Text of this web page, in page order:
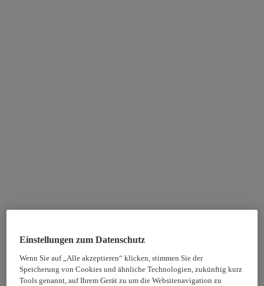
Einstellungen zum Datenschutz
Wenn Sie auf „Alle akzeptieren“ klicken, stimmen Sie der
Speicherung von Cookies und ähnliche Technologien, zukünftig kurz
Tools genannt, auf Ihrem Gerät zu um die Websitenavigation zu